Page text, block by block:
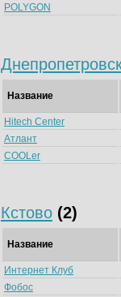
POLYGON
Название
Hitech Center
Атлант
COOLer
Кстово (2)
Название
Интернет Клуб
Фобос